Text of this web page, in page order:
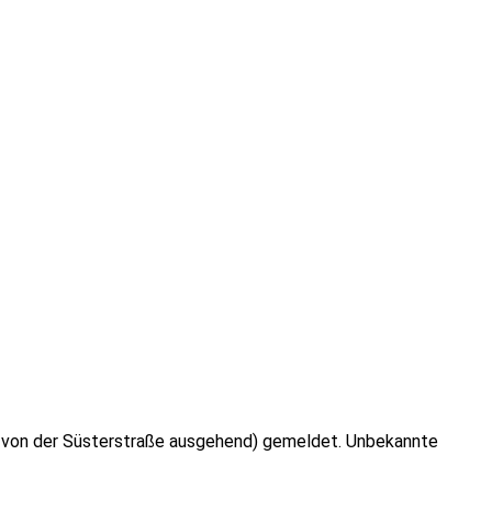
der Süsterstraße ausgehend) gemeldet. Unbekannte